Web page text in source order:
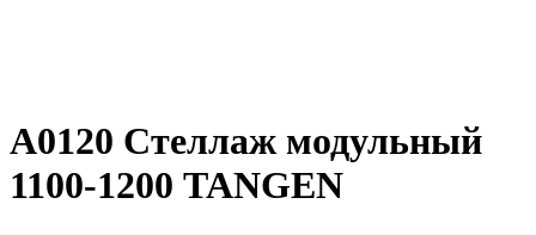
A0120 Стеллаж модульный
1100-1200 TANGEN